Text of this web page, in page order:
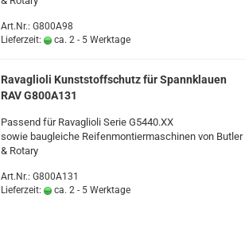
Art.Nr.: G800A98
Lieferzeit:
ca. 2 - 5 Werktage
Ra­vaglio­li Kunst­stoff­schutz für Spann­klau­en
RAV G800A131
Pas­send für Ra­vaglio­li Serie G5440.XX
sowie bau­glei­che Rei­fen­mon­tier­ma­schi­nen von But­ler
& Ro­ta­ry
Art.Nr.: G800A131
Lieferzeit:
ca. 2 - 5 Werktage